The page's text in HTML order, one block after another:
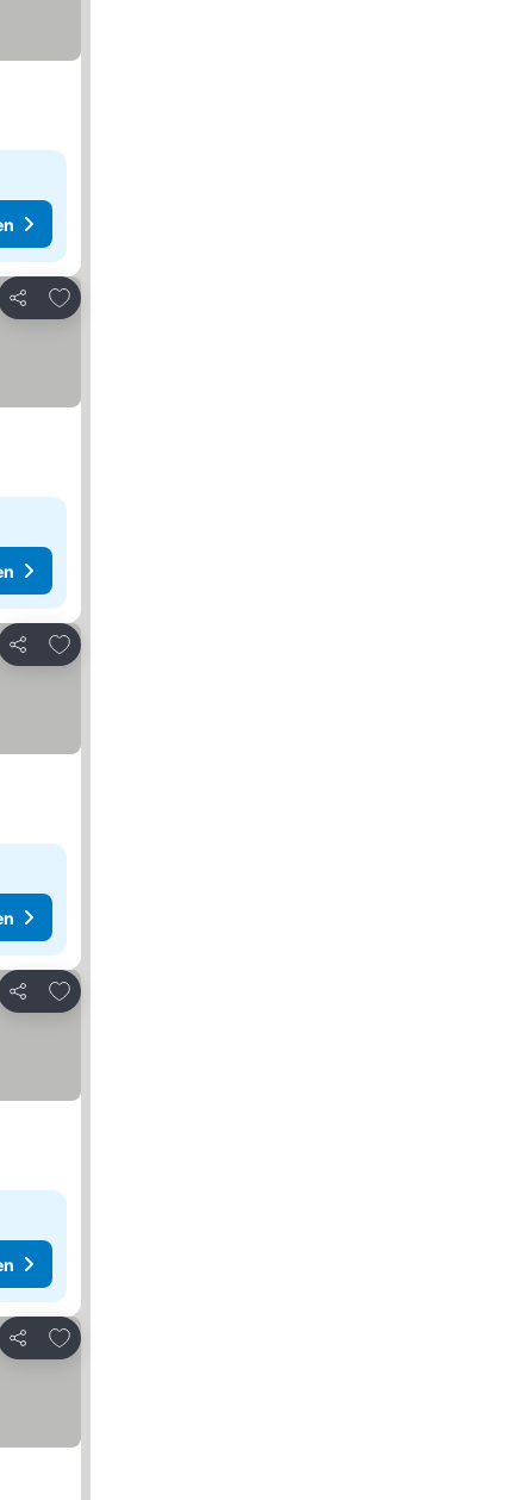
Delen
Toevoegen aan favorieten
Delen
Toevoegen aan favorieten
Delen
Toevoegen aan favorieten
Delen
Toevoegen aan favorieten